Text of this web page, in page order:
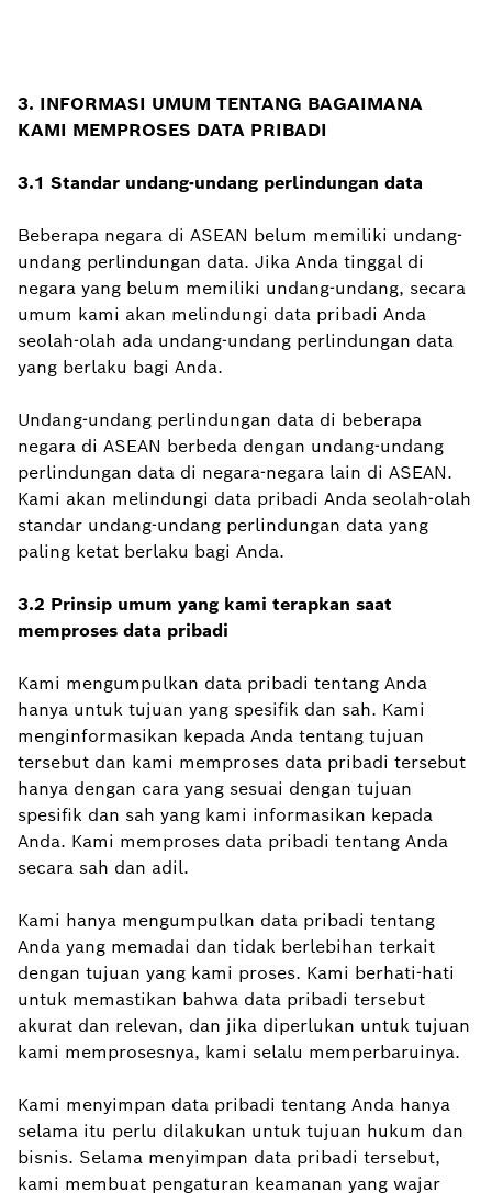
3. INFORMASI UMUM TENTANG BAGAIMANA
KAMI MEMPROSES DATA PRIBADI
3.1 Standar undang-undang perlindungan data
Beberapa negara di ASEAN belum memiliki undang-
undang perlindungan data. Jika Anda tinggal di
negara yang belum memiliki undang-undang, secara
umum kami akan melindungi data pribadi Anda
seolah-olah ada undang-undang perlindungan data
yang berlaku bagi Anda.
Undang-undang perlindungan data di beberapa
negara di ASEAN berbeda dengan undang-undang
perlindungan data di negara-negara lain di ASEAN.
Kami akan melindungi data pribadi Anda seolah-olah
standar undang-undang perlindungan data yang
paling ketat berlaku bagi Anda.
3.2 Prinsip umum yang kami terapkan saat
memproses data pribadi
Kami mengumpulkan data pribadi tentang Anda
hanya untuk tujuan yang spesifik dan sah. Kami
menginformasikan kepada Anda tentang tujuan
tersebut dan kami memproses data pribadi tersebut
hanya dengan cara yang sesuai dengan tujuan
spesifik dan sah yang kami informasikan kepada
Anda. Kami memproses data pribadi tentang Anda
secara sah dan adil.
Kami hanya mengumpulkan data pribadi tentang
Anda yang memadai dan tidak berlebihan terkait
dengan tujuan yang kami proses. Kami berhati-hati
untuk memastikan bahwa data pribadi tersebut
akurat dan relevan, dan jika diperlukan untuk tujuan
kami memprosesnya, kami selalu memperbaruinya.
Kami menyimpan data pribadi tentang Anda hanya
selama itu perlu dilakukan untuk tujuan hukum dan
bisnis. Selama menyimpan data pribadi tersebut,
kami membuat pengaturan keamanan yang wajar